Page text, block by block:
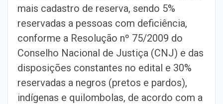
mais cadastro de reserva, sendo 5%
reservadas a pessoas com deficiência,
conforme a Resolução nº 75/2009 do
Conselho Nacional de Justiça (CNJ) e das
disposições constantes no edital e 30%
reservadas a negros (pretos e pardos),
indígenas e quilombolas, de acordo com a